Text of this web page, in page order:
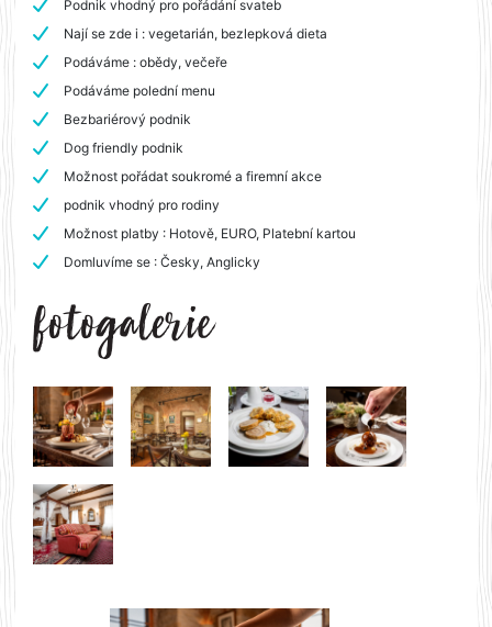
Podnik vhodný pro pořádání svateb
Nají se zde i : vegetarián, bezlepková dieta
Podáváme : obědy, večeře
Podáváme polední menu
Bezbariérový podnik
Dog friendly podnik
Možnost pořádat soukromé a firemní akce
podnik vhodný pro rodiny
Možnost platby : Hotově, EURO, Platební kartou
Domluvíme se : Česky, Anglicky